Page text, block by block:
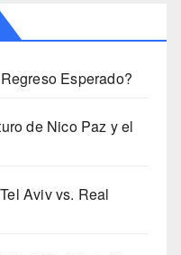
Esperado?
de Nico Paz y el
Aviv vs. Real